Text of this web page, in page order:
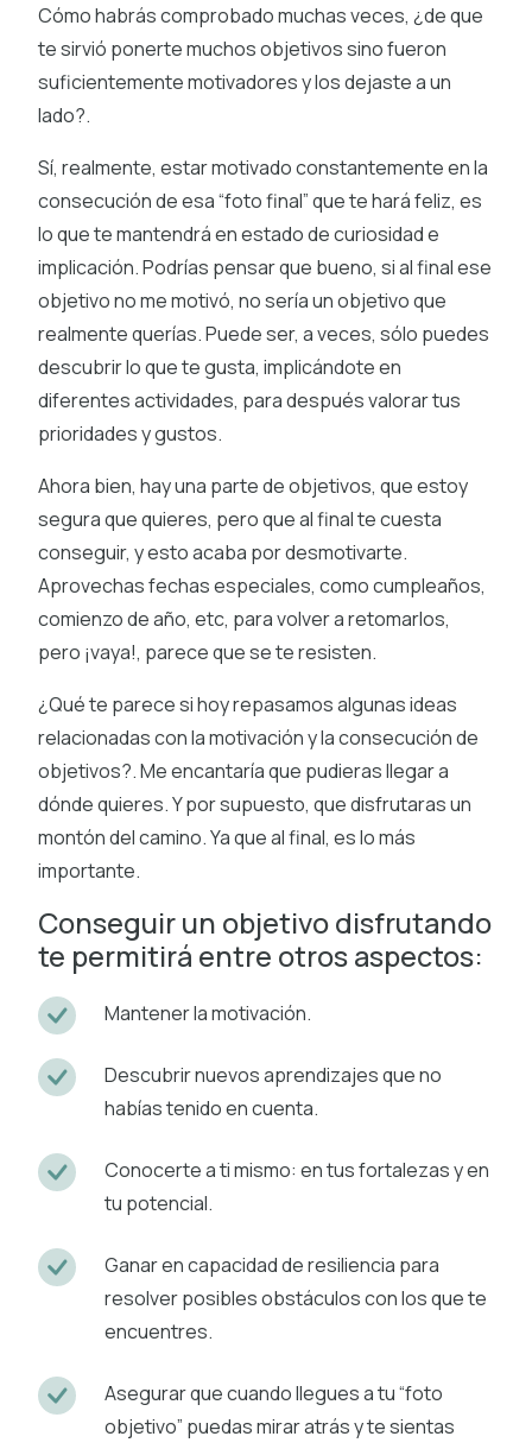
Cómo habrás comprobado muchas veces, ¿de que
te sirvió ponerte muchos objetivos sino fueron
suficientemente motivadores y los dejaste a un
lado?.
Sí, realmente, estar motivado constantemente en la
consecución de esa “foto final” que te hará feliz, es
lo que te mantendrá en estado de curiosidad e
implicación. Podrías pensar que bueno, si al final ese
objetivo no me motivó, no sería un objetivo que
realmente querías. Puede ser, a veces, sólo puedes
descubrir lo que te gusta, implicándote en
diferentes actividades, para después valorar tus
prioridades y gustos.
Ahora bien, hay una parte de objetivos, que estoy
segura que quieres, pero que al final te cuesta
conseguir, y esto acaba por desmotivarte.
Aprovechas fechas especiales, como cumpleaños,
comienzo de año, etc, para volver a retomarlos,
pero ¡vaya!, parece que se te resisten.
¿Qué te parece si hoy repasamos algunas ideas
relacionadas con la motivación y la consecución de
objetivos?. Me encantaría que pudieras llegar a
dónde quieres. Y por supuesto, que disfrutaras un
montón del camino. Ya que al final, es lo más
importante.
Conseguir un objetivo disfrutando
te permitirá entre otros aspectos:
Mantener la motivación.
Descubrir nuevos aprendizajes que no
habías tenido en cuenta.
Conocerte a ti mismo: en tus fortalezas y en
tu potencial.
Ganar en capacidad de resiliencia para
resolver posibles obstáculos con los que te
encuentres.
Asegurar que cuando llegues a tu “foto
objetivo” puedas mirar atrás y te sientas